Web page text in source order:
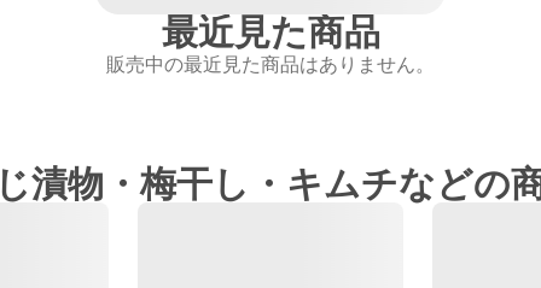
最近見た商品
販売中の最近見た商品はありません。
漬物・梅干し・キムチなどの